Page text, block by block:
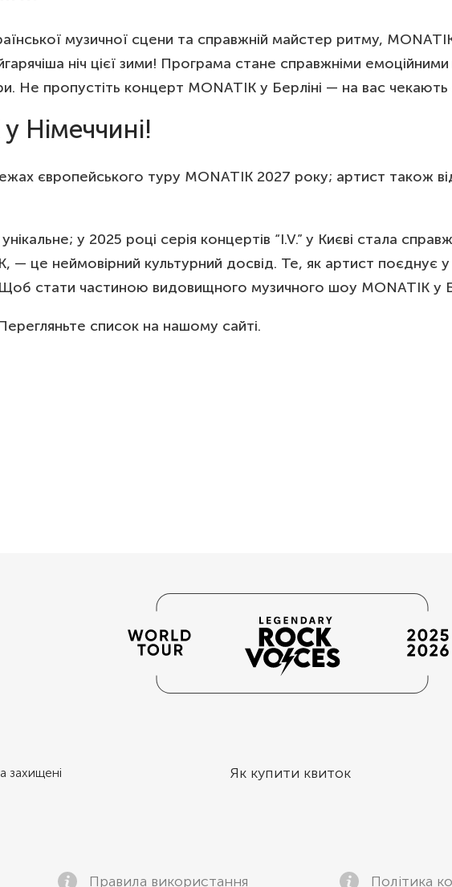
музичної сцени та справжній майстер ритму,
ніч цієї зими! Програма стане справжніми
Не пропустіть концерт MONATIK у Берліні — на вас
Німеччині!
європейського туру MONATIK 2027 року; артист також
у 2025 році серія концертів “I.V.” у Києві стала
— це неймовірний культурний досвід. Те, як артист поєднує
стати частиною видовищного музичного шоу MONATIK у
список на нашому сайті.
захищені Як купити квиток
Правила використання Політика